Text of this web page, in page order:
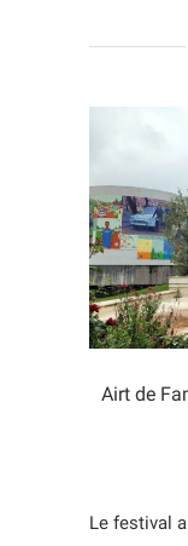
Airt de
Le festival